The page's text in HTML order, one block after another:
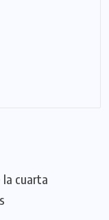
la cuarta